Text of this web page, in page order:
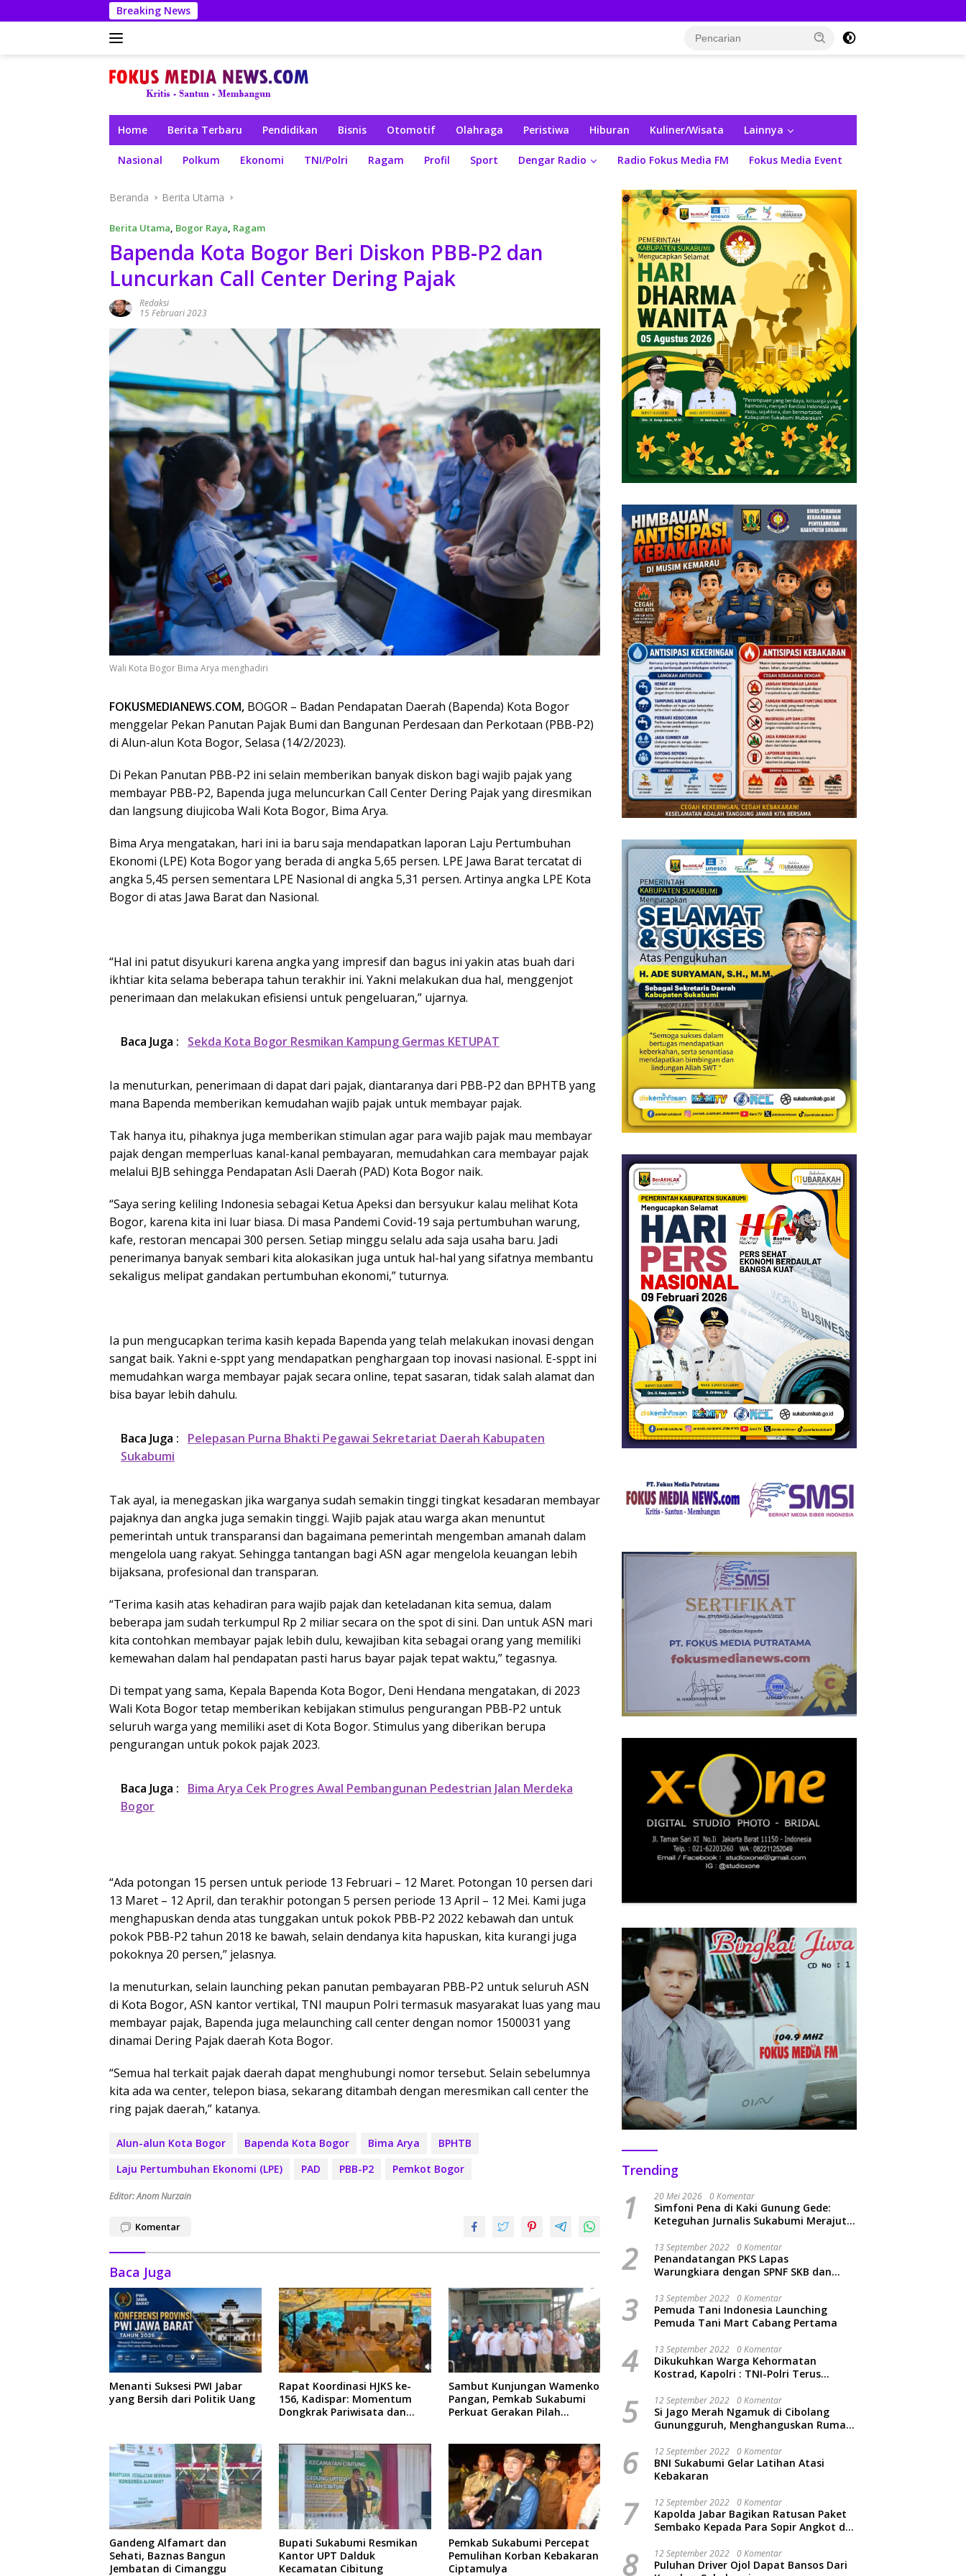
ke
Breaking News
Home Berita Terbaru Pendidikan Bisnis Otomotif Olahraga Peristiwa Hiburan Kuliner/Wisata Lainnya
Nasional Polkum Ekonomi TNI/Polri Ragam Profil Sport Dengar Radio Radio Fokus Media FM Fokus Media Event
Beranda Berita Utama
Berita Utama, Bogor Raya, Ragam
Bapenda Kota Bogor Beri Diskon PBB-P2 dan
Luncurkan Call Center Dering Pajak
Redaksi
15 Februari 2023
Wali Kota Bogor Bima Arya menghadiri
FOKUSMEDIANEWS.COM, BOGOR – Badan Pendapatan Daerah (Bapenda) Kota Bogor
menggelar Pekan Panutan Pajak Bumi dan Bangunan Perdesaan dan Perkotaan (PBB-P2)
di Alun-alun Kota Bogor, Selasa (14/2/2023).
Di Pekan Panutan PBB-P2 ini selain memberikan banyak diskon bagi wajib pajak yang
membayar PBB-P2, Bapenda juga meluncurkan Call Center Dering Pajak yang diresmikan
dan langsung diujicoba Wali Kota Bogor, Bima Arya.
Bima Arya mengatakan, hari ini ia baru saja mendapatkan laporan Laju Pertumbuhan
Ekonomi (LPE) Kota Bogor yang berada di angka 5,65 persen. LPE Jawa Barat tercatat di
angka 5,45 persen sementara LPE Nasional di angka 5,31 persen. Artinya angka LPE Kota
Bogor di atas Jawa Barat dan Nasional.
“Hal ini patut disyukuri karena angka yang impresif dan bagus ini yakin atas buah dari
ikhtiar kita selama beberapa tahun terakhir ini. Yakni melakukan dua hal, menggenjot
penerimaan dan melakukan efisiensi untuk pengeluaran,” ujarnya.
Baca Juga : Sekda Kota Bogor Resmikan Kampung Germas KETUPAT
Ia menuturkan, penerimaan di dapat dari pajak, diantaranya dari PBB-P2 dan BPHTB yang
mana Bapenda memberikan kemudahan wajib pajak untuk membayar pajak.
Tak hanya itu, pihaknya juga memberikan stimulan agar para wajib pajak mau membayar
pajak dengan memperluas kanal-kanal pembayaran, memudahkan cara membayar pajak
melalui BJB sehingga Pendapatan Asli Daerah (PAD) Kota Bogor naik.
“Saya sering keliling Indonesia sebagai Ketua Apeksi dan bersyukur kalau melihat Kota
Bogor, karena kita ini luar biasa. Di masa Pandemi Covid-19 saja pertumbuhan warung,
kafe, restoran mencapai 300 persen. Setiap minggu selalu ada saja usaha baru. Jadi
penerimanya banyak sembari kita alokasikan juga untuk hal-hal yang sifatnya membantu
sekaligus melipat gandakan pertumbuhan ekonomi,” tuturnya.
Ia pun mengucapkan terima kasih kepada Bapenda yang telah melakukan inovasi dengan
sangat baik. Yakni e-sppt yang mendapatkan penghargaan top inovasi nasional. E-sppt ini
memudahkan warga membayar pajak secara online, tepat sasaran, tidak salah alamat dan
bisa bayar lebih dahulu.
Baca Juga :
Pelepasan Purna Bhakti Pegawai Sekretariat Daerah Kabupaten
Sukabumi
Tak ayal, ia menegaskan jika warganya sudah semakin tinggi tingkat kesadaran membayar
pajaknya dan angka juga semakin tinggi. Wajib pajak atau warga akan menuntut
pemerintah untuk transparansi dan bagaimana pemerintah mengemban amanah dalam
mengelola uang rakyat. Sehingga tantangan bagi ASN agar mengelola keuangan lebih
bijaksana, profesional dan transparan.
“Terima kasih atas kehadiran para wajib pajak dan keteladanan kita semua, dalam
beberapa jam sudah terkumpul Rp 2 miliar secara on the spot di sini. Dan untuk ASN mari
kita contohkan membayar pajak lebih dulu, kewajiban kita sebagai orang yang memiliki
kemewahan dalam hal pendapatan pasti harus bayar pajak tepat waktu,” tegasnya.
Di tempat yang sama, Kepala Bapenda Kota Bogor, Deni Hendana mengatakan, di 2023
Wali Kota Bogor tetap memberikan kebijakan stimulus pengurangan PBB-P2 untuk
seluruh warga yang memiliki aset di Kota Bogor. Stimulus yang diberikan berupa
pengurangan untuk pokok pajak 2023.
Baca Juga :
Bima Arya Cek Progres Awal Pembangunan Pedestrian Jalan Merdeka
Bogor
“Ada potongan 15 persen untuk periode 13 Februari – 12 Maret. Potongan 10 persen dari
13 Maret – 12 April, dan terakhir potongan 5 persen periode 13 April – 12 Mei. Kami juga
menghapuskan denda atas tunggakan untuk pokok PBB-P2 2022 kebawah dan untuk
pokok PBB-P2 tahun 2018 ke bawah, selain dendanya kita hapuskan, kita kurangi juga
pokoknya 20 persen,” jelasnya.
Ia menuturkan, selain launching pekan panutan pembayaran PBB-P2 untuk seluruh ASN
di Kota Bogor, ASN kantor vertikal, TNI maupun Polri termasuk masyarakat luas yang mau
membayar pajak, Bapenda juga melaunching call center dengan nomor 1500031 yang
dinamai Dering Pajak daerah Kota Bogor.
“Semua hal terkait pajak daerah dapat menghubungi nomor tersebut. Selain sebelumnya
kita ada wa center, telepon biasa, sekarang ditambah dengan meresmikan call center the
ring pajak daerah,” katanya.
Alun-alun Kota Bogor Bapenda Kota Bogor Bima Arya
BPHTB
Laju Pertumbuhan Ekonomi (LPE)
PAD PBB-P2 Pemkot Bogor
Editor: Anom Nurzain
Komentar
Baca Juga
Menanti Suksesi PWI Jabar
yang Bersih dari Politik Uang
Rapat Koordinasi HJKS ke-
156, Kadispar: Momentum
Dongkrak Pariwisata dan
Sambut Kunjungan Wamenko
Pangan, Pemkab Sukabumi
Perkuat Gerakan Pilah
Gandeng Alfamart dan
Sehati, Baznas Bangun
Jembatan di Cimanggu
Bupati Sukabumi Resmikan
Kantor UPT Dalduk
Kecamatan Cibitung
Pemkab Sukabumi Percepat
Pemulihan Korban Kebakaran
Ciptamulya
Trending
1 20 Mei 2026 0 Komentar
Simfoni Pena di Kaki Gunung Gede:
Keteguhan Jurnalis Sukabumi Merajut
2 13 September 2022 0 Komentar
Penandatangan PKS Lapas
Warungkiara dengan SPNF SKB dan
3 13 September 2022 0 Komentar
Pemuda Tani Indonesia Launching
Pemuda Tani Mart Cabang Pertama
4 13 September 2022 0 Komentar
Dikukuhkan Warga Kehormatan
Kostrad, Kapolri : TNI-Polri Terus
Rakyat Indonesia
5 12 September 2022 0 Komentar
Si Jago Merah Ngamuk di Cibolang
Gunungguruh, Menghanguskan Rumah
6 12 September 2022 0 Komentar
BNI Sukabumi Gelar Latihan Atasi
Kebakaran
7 12 September 2022 0 Komentar
Kapolda Jabar Bagikan Ratusan Paket
Sembako Kepada Para Sopir Angkot di
8 12 September 2022 0 Komentar
Puluhan Driver Ojol Dapat Bansos Dari